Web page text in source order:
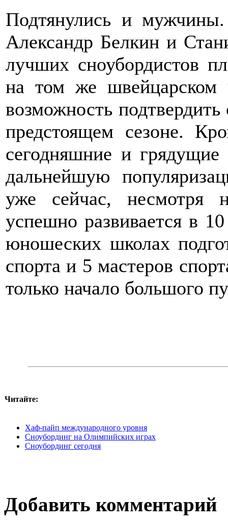
Подтянулись и
Александр Белкин и
лучших сноубордистов
на том же швейцарском
возможность
предстоящем сезоне.
сегодняшние и
дальнейшую
уже сейчас, несмотря
успешно развивается в
юношеских школах
спорта и 5 мастеров
только начало большого
Читайте:
Хаф-пайп международного уровня
Сноубординг на Олимпийских играх
Сноубординг сегодня
Добавить комментарий